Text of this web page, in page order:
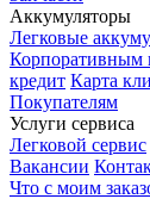
Аккумуляторы
Легковые
Корпоративным
кредит Карта
Покупателям
Услуги сервиса
Легковой сервис
Вакансии
Что с моим